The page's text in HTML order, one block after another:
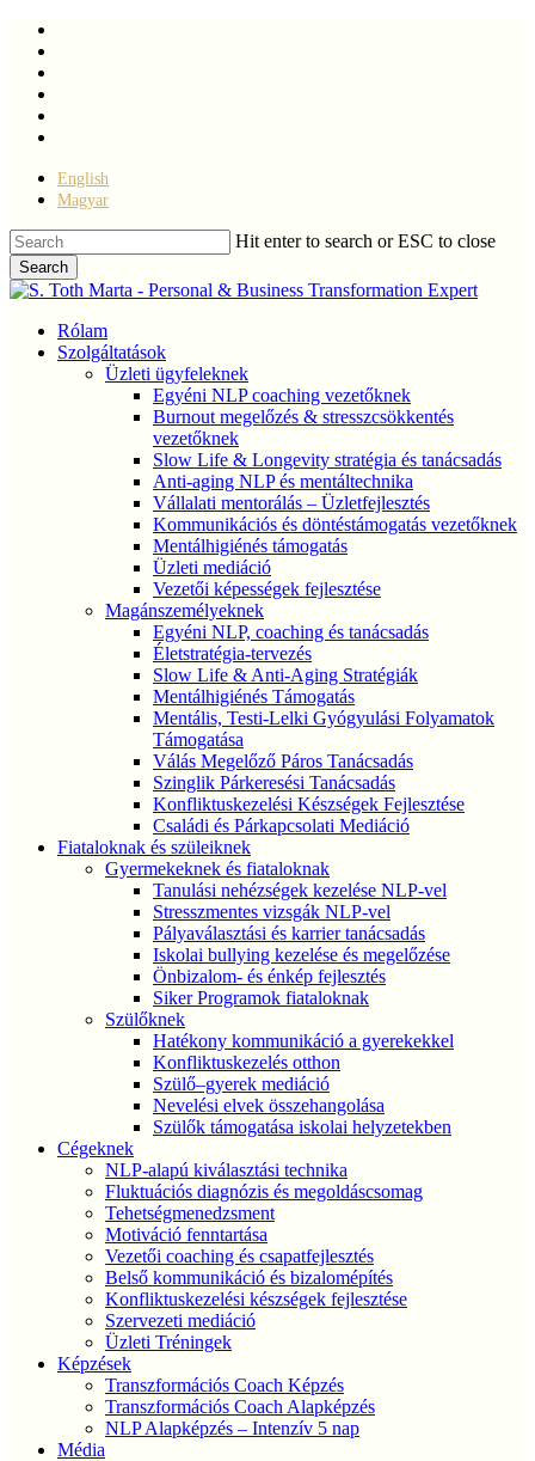
Skip
main
content
English
Magyar
Hit enter to search or ESC to close
Search
Close
Menu
Rólam
Szolgáltatások
Üzleti ügyfeleknek
Egyéni NLP coaching vezetőknek
Burnout megelőzés & stresszcsökkentés
vezetőknek
Slow Life & Longevity stratégia és tanácsadás
Anti-aging NLP és mentáltechnika
Vállalati mentorálás – Üzletfejlesztés
Kommunikációs és döntéstámogatás vezetőknek
Mentálhigiénés támogatás
Üzleti mediáció
Vezetői képességek fejlesztése
Magánszemélyeknek
Egyéni NLP, coaching és tanácsadás
Életstratégia-tervezés
Slow Life & Anti-Aging Stratégiák
Mentálhigiénés Támogatás
Mentális, Testi-Lelki Gyógyulási Folyamatok
Támogatása
Válás Megelőző Páros Tanácsadás
Szinglik Párkeresési Tanácsadás
Konfliktuskezelési Készségek Fejlesztése
Családi és Párkapcsolati Mediáció
Fiataloknak és szüleiknek
Gyermekeknek és fiataloknak
Tanulási nehézségek kezelése NLP-vel
Stresszmentes vizsgák NLP-vel
Pályaválasztási és karrier tanácsadás
Iskolai bullying kezelése és megelőzése
Önbizalom- és énkép fejlesztés
Siker Programok fiataloknak
Szülőknek
Hatékony kommunikáció a gyerekekkel
Konfliktuskezelés otthon
Szülő–gyerek mediáció
Nevelési elvek összehangolása
Szülők támogatása iskolai helyzetekben
Cégeknek
NLP-alapú kiválasztási technika
Fluktuációs diagnózis és megoldáscsomag
Tehetségmenedzsment
Motiváció fenntartása
Vezetői coaching és csapatfejlesztés
Belső kommunikáció és bizalomépítés
Konfliktuskezelési készségek fejlesztése
Szervezeti mediáció
Üzleti Tréningek
Képzések
Transzformációs Coach Képzés
Transzformációs Coach Alapképzés
NLP Alapképzés – Intenzív 5 nap
Média